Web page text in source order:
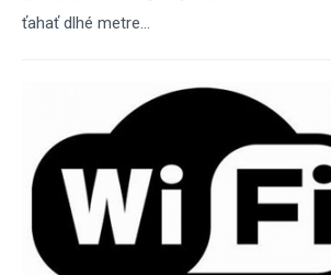
ťahať dlhé metre...